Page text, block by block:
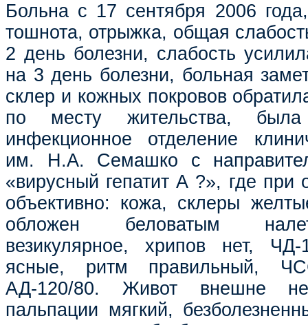
Больна с 17 сентября 2006
тошнота, отрыжка, общая
2 день болезни, слабость
на 3 день болезни, больная
склер и кожных покровов
по месту жительства,
инфекционное отделение
им. Н.А. Семашко с
«вирусный гепатит А ?», где при
объективно: кожа, склеры
обложен беловатым
везикулярное, хрипов нет,
ясные, ритм правильный,
АД-120/80. Живот внешне
пальпации мягкий,